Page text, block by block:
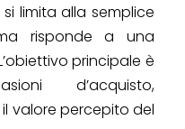
limita alla semplice
risponde a una
principale è
d’acquisto,
valore percepito del